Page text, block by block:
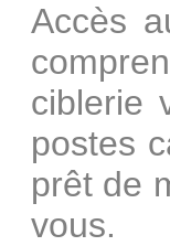
Accès
ciblerie
postes
prêt de
vous.